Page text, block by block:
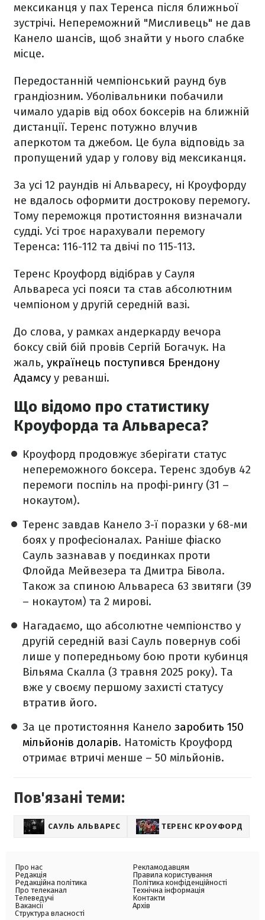
мексиканця у пах Теренса після ближньої
зустрічі. Непереможний "Мисливець" не дав
Канело шансів, щоб знайти у нього слабке
місце.
Передостанній чемпіонський раунд був
грандіозним. Уболівальники побачили
чимало ударів від обох боксерів на ближній
дистанції. Теренс потужно влучив
аперкотом та джебом. Це була відповідь за
пропущений удар у голову від мексиканця.
За усі 12 раундів ні Альваресу, ні Кроуфорду
не вдалось оформити дострокову перемогу.
Тому переможця протистояння визначали
судді. Усі троє нарахували перемогу
Теренса: 116-112 та двічі по 115-113.
Теренс Кроуфорд відібрав у Сауля
Альвареса усі пояси та став абсолютним
чемпіоном у другій середній вазі.
До слова, у рамках андеркарду вечора
боксу свій бій провів Сергій Богачук. На
жаль, українець поступився Брендону
Адамсу у реванші.
Що відомо про статистику
Кроуфорда та Альвареса?
Кроуфорд продовжує зберігати статус
непереможного боксера. Теренс здобув 42
перемоги поспіль на профі-рингу (31 –
нокаутом).
Теренс завдав Канело 3-ї поразки у 68-ми
боях у професіоналах. Раніше фіаско
Сауль зазнавав у поєдинках проти
Флойда Мейвезера та Дмитра Бівола.
Також за спиною Альвареса 63 звитяги (39
– нокаутом) та 2 мирові.
Нагадаємо, що абсолютне чемпіонство у
другій середній вазі Сауль повернув собі
лише у попередньому бою проти кубинця
Вільяма Скалла (3 травня 2025 року). Та
вже у своєму першому захисті статусу
втратив його.
За це протистояння Канело заробить 150
мільйонів доларів. Натомість Кроуфорд
отримає втричі менше – 50 мільйонів.
Пов'язані теми:
САУЛЬ АЛЬВАРЕС ТЕРЕНС КРОУФОРД
Про нас
Редакція
Редакційна політика
Про телеканал
Телеведучі
Вакансії
Структура власності
Рекламодавцям
Правила користування
Політика конфіденційності
Технічна інформація
Контакти
Архів